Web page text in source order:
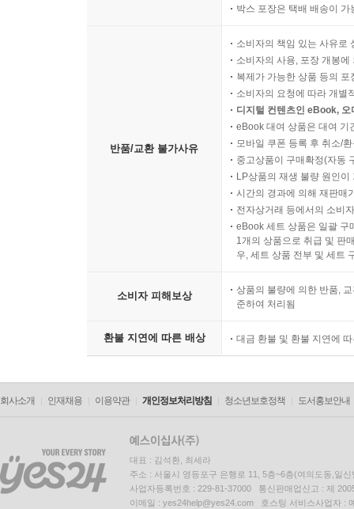
박스 포장은 택배 배송이
반품/교환 불가사유
소비자의 책임 있는 사유로
소비자의 사용, 포장 개봉
복제가 가능한 상품 등의
소비자의 요청에 따라 개별
디지털 컨텐츠인 eBook,
eBook 대여 상품은 대여 기
모바일 쿠폰 등록 후 취소/
중고상품이 구매확정(자동
LP상품의 재생 불량 원인
시간의 경과에 의해 재판매
전자상거래 등에서의 소비
eBook 세트 상품은 일괄 구
1개의 상품으로 취급 및 판
우, 세트 상품 전부 및 세트
소비자 피해보상
상품의 불량에 의한 반품,
준하여 처리됨
환불 지연에 따른 배상 대금 환불 및 환불 지연에
회사소개 인재채용 이용약관 개인정보처리방침 청소년보호정책 도서홍보안내
대표 : 김석환, 최세라
주소 : 서울시 영등포구 은행로 11, 5층~6층(여의도동,일신
사업자등록번호 : 229-81-37000 통신판매업신고 : 제
이메일 : yes24help@yes24.com 호스팅 서비스사업자 :